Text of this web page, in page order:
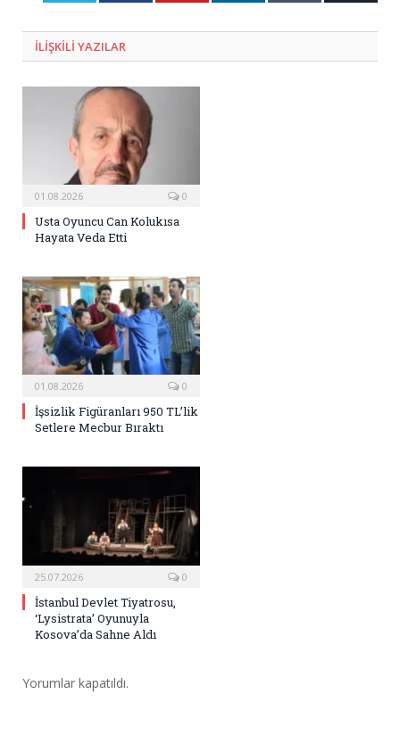
ILIŞKILI YAZILAR
01.08.2026 0
Usta Oyuncu Can Kolukısa
Hayata Veda Etti
01.08.2026 0
İşsizlik Figüranları 950 TL’lik
Setlere Mecbur Bıraktı
25.07.2026 0
İstanbul Devlet Tiyatrosu,
‘Lysistrata’ Oyunuyla
Kosova’da Sahne Aldı
Yorumlar kapatıldı.